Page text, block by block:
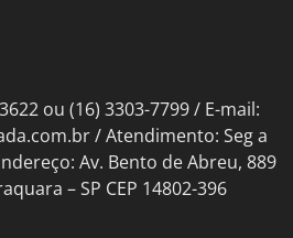
ou (16) 3303-7799 / E-mail:
/ Atendimento: Seg a
Av. Bento de Abreu, 889
– SP CEP 14802-396